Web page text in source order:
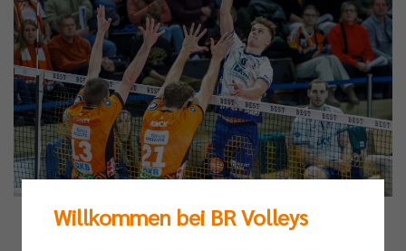
Foto: Andreas Gora
Willkommen bei BR Volleys